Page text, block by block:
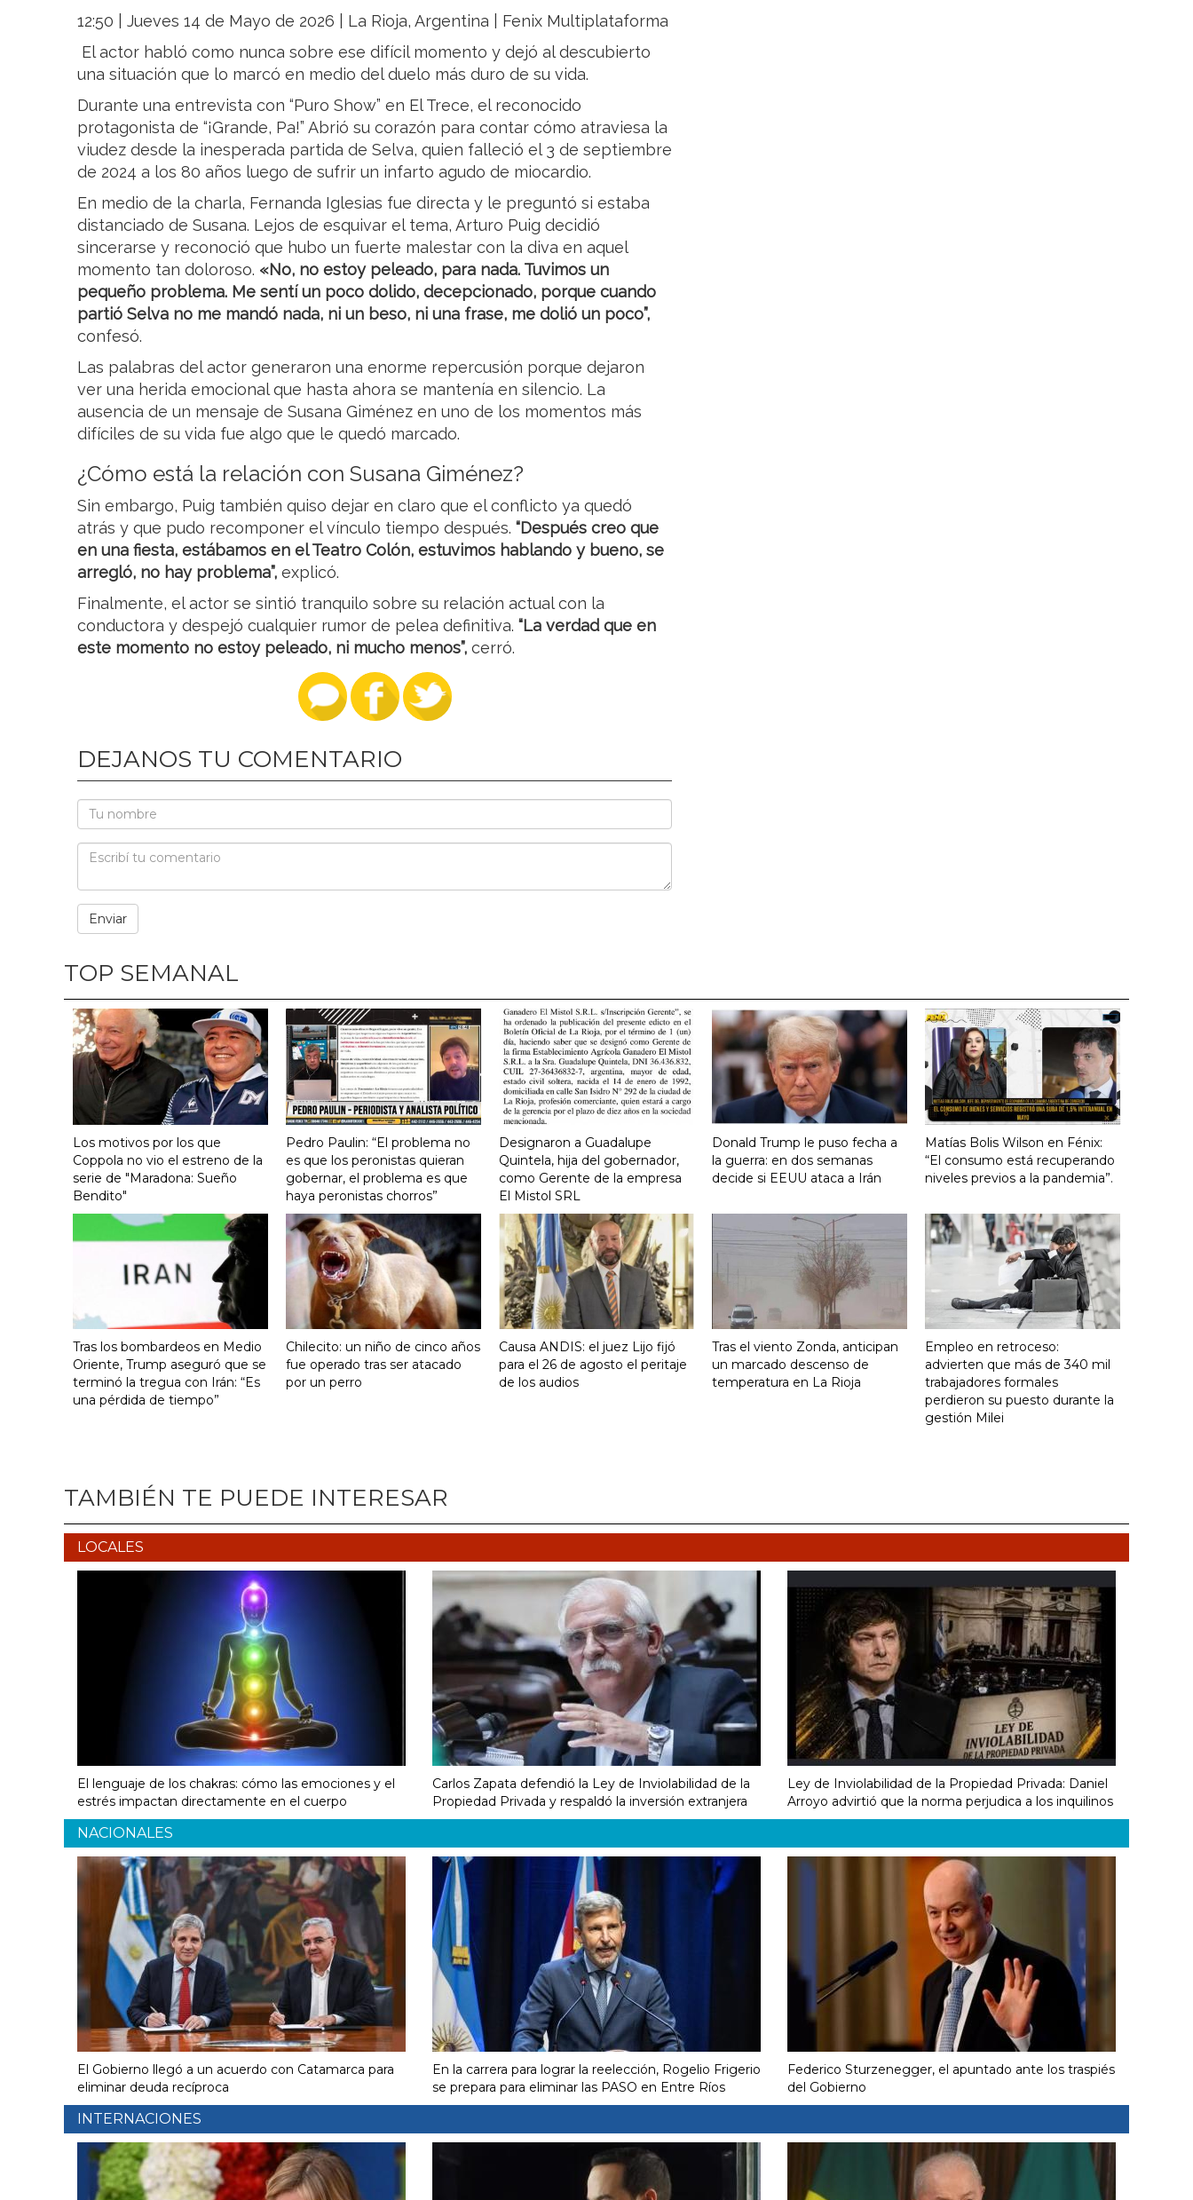
12:50 | Jueves 14 de Mayo de 2026 | La Rioja, Argentina | Fenix Multiplataforma
El actor habló como nunca sobre ese difícil momento y dejó al descubierto
una situación que lo marcó en medio del duelo más duro de su vida.
Durante una entrevista con “Puro Show” en El Trece, el reconocido
protagonista de “¡Grande, Pa!” Abrió su corazón para contar cómo atraviesa la
viudez desde la inesperada partida de Selva, quien falleció el 3 de septiembre
de 2024 a los 80 años luego de sufrir un infarto agudo de miocardio.
En medio de la charla, Fernanda Iglesias fue directa y le preguntó si estaba
distanciado de Susana. Lejos de esquivar el tema, Arturo Puig decidió
sincerarse y reconoció que hubo un fuerte malestar con la diva en aquel
momento tan doloroso. «No, no estoy peleado, para nada. Tuvimos un
pequeño problema. Me sentí un poco dolido, decepcionado, porque cuando
partió Selva no me mandó nada, ni un beso, ni una frase, me dolió un poco”,
confesó.
Las palabras del actor generaron una enorme repercusión porque dejaron
ver una herida emocional que hasta ahora se mantenía en silencio. La
ausencia de un mensaje de Susana Giménez en uno de los momentos más
difíciles de su vida fue algo que le quedó marcado.
¿Cómo está la relación con Susana Giménez?
Sin embargo, Puig también quiso dejar en claro que el conflicto ya quedó
atrás y que pudo recomponer el vínculo tiempo después. “Después creo que
en una fiesta, estábamos en el Teatro Colón, estuvimos hablando y bueno, se
arregló, no hay problema”, explicó.
Finalmente, el actor se sintió tranquilo sobre su relación actual con la
conductora y despejó cualquier rumor de pelea definitiva. “La verdad que en
este momento no estoy peleado, ni mucho menos”, cerró.
DEJANOS TU COMENTARIO
TOP SEMANAL
Los motivos por los que
Coppola no vio el estreno de la
serie de "Maradona: Sueño
Bendito"
Pedro Paulin: “El problema no
es que los peronistas quieran
gobernar, el problema es que
haya peronistas chorros”
Designaron a Guadalupe
Quintela, hija del gobernador,
como Gerente de la empresa
El Mistol SRL
Donald Trump le puso fecha a
la guerra: en dos semanas
decide si EEUU ataca a Irán
Matías Bolis Wilson en Fénix:
“El consumo está recuperando
niveles previos a la pandemia”.
Tras los bombardeos en Medio
Oriente, Trump aseguró que se
terminó la tregua con Irán: “Es
una pérdida de tiempo”
Chilecito: un niño de cinco años
fue operado tras ser atacado
por un perro
Causa ANDIS: el juez Lijo fijó
para el 26 de agosto el peritaje
de los audios
Tras el viento Zonda, anticipan
un marcado descenso de
temperatura en La Rioja
Empleo en retroceso:
advierten que más de 340 mil
trabajadores formales
perdieron su puesto durante la
gestión Milei
TAMBIÉN TE PUEDE INTERESAR
LOCALES
El lenguaje de los chakras: cómo las emociones y el
estrés impactan directamente en el cuerpo
Carlos Zapata defendió la Ley de Inviolabilidad de la
Propiedad Privada y respaldó la inversión extranjera
Ley de Inviolabilidad de la Propiedad Privada: Daniel
Arroyo advirtió que la norma perjudica a los inquilinos
NACIONALES
El Gobierno llegó a un acuerdo con Catamarca para
eliminar deuda recíproca
En la carrera para lograr la reelección, Rogelio Frigerio
se prepara para eliminar las PASO en Entre Ríos
Federico Sturzenegger, el apuntado ante los traspiés
del Gobierno
INTERNACIONES